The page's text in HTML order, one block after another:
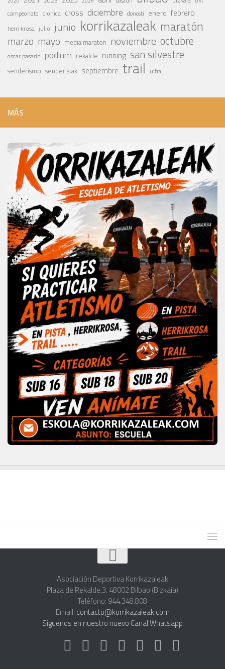
campeonato cronica cross diciembre donosti enero febrero
herri krosa julio junio korrikazaleak maratón
marzo mayo media maraton noviembre octubre
oscar pasarin podium rekalde running san silvestre
senderismo senderistak septiembre trail ultra
MÁS
Asociación Deportiva Korrikazaleak
Plaza de Rekalde,3. 48002 Bilbao (Bizkaia)
Teléfono: 944.348.808
Email: contacto@korrikazaleak.com
Siguenos en nuestro nuevo Canal Whatsapp